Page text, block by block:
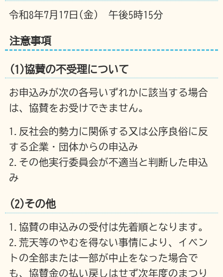
令和8年7月17日(金) 午後5時15分
注意事項
(1)協賛の不受理について
お申込みが次の各号いずれかに該当する場合
は、協賛をお受けできません。
1.反社会的勢力に関係する又は公序良俗に反
する企業・団体からの申込み
2.その他実行委員会が不適当と判断した申込
み
(2)その他
1.協賛の申込みの受付は先着順となります。
2.荒天等のやむを得ない事情により、イベン
トの全部または一部が中止をなった場合で
も、協賛金の払い戻しはせず次年度のまつり